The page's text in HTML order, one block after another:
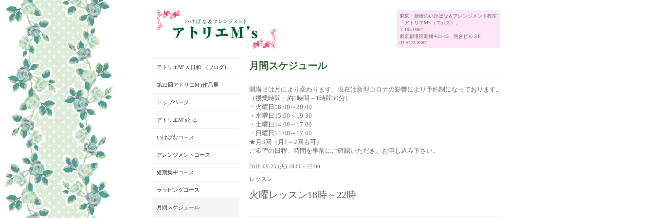
東京・新橋のいけばな＆アレンジメント教室
「アトリエM's（エムズ）」
〒105-0004
東京都港区新橋4-21-15 河合ビル３F
03-5473-8387
月間スケジュール
開講日は月により変わります。現在は新型コロナの影響により予約制になっております。
（授業時間：約1時間～1時間30分）
・火曜日18:00～20:00
・水曜日15:00～19:30
・土曜日14:00～17:00
・日曜日14:00～17:00
★月3回（月1～2回も可）
ご希望の日程、時間を事前にご確認いただき、お申し込み下さい。
2018-09-25 (火) 18:00～22:00
レッスン
火曜レッスン18時～22時
アトリエM’ｓ日和 (ブログ)
第22回アトリエM's作品展
トップページ
アトリエM‘sとは
いけばなコース
アレンジメントコース
短期集中コース
ラッピングコース
月間スケジュール